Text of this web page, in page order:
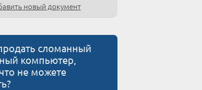
новый документ
сломанный
компьютер,
не можете